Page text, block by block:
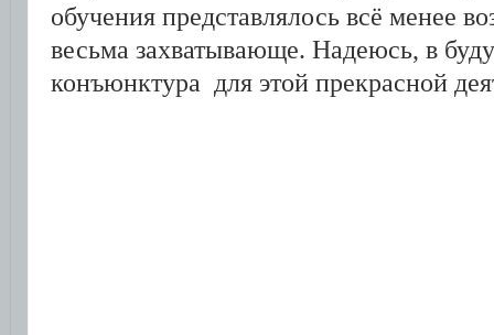
обучения представлялось всё менее
весьма захватывающе. Надеюсь, в
конъюнктура для этой прекрасной